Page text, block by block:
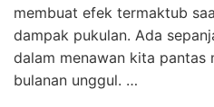
membuat efek termaktub
dampak pukulan. Ada
dalam menawan kita pantas
bulanan unggul. …